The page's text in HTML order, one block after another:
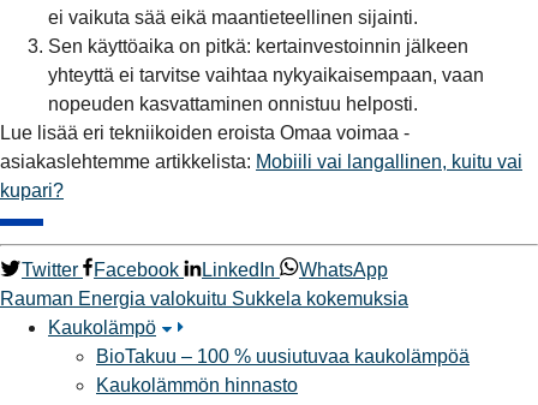
ei vaikuta sää eikä maantieteellinen sijainti.
Sen käyttöaika on pitkä: kertainvestoinnin jälkeen
yhteyttä ei tarvitse vaihtaa nykyaikaisempaan, vaan
nopeuden kasvattaminen onnistuu helposti.
Lue lisää eri tekniikoiden eroista Omaa voimaa -
asiakaslehtemme artikkelista: Mobiili vai langallinen, kuitu vai
kupari?
Twitter Facebook LinkedIn
WhatsApp
Rauman Energia valokuitu Sukkela kokemuksia
Kaukolämpö
BioTakuu – 100 % uusiutuvaa kaukolämpöä
Kaukolämmön hinnasto